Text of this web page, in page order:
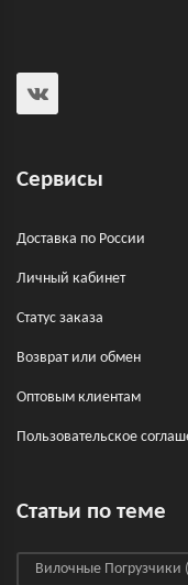
Сервисы
Доставка по России
Личный кабинет
Статус заказа
Возврат или обмен
Оптовым клиентам
Пользовательское
Статьи по теме
Вилочные Погрузчики